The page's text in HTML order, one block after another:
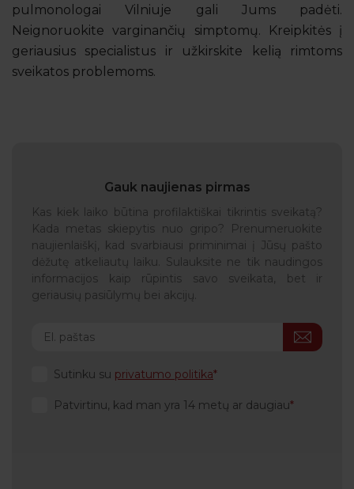
pulmonologai Vilniuje gali Jums padėti.
Neignoruokite varginančių simptomų. Kreipkitės į
geriausius specialistus ir užkirskite kelią rimtoms
sveikatos problemoms.
Gauk naujienas pirmas
Kas kiek laiko būtina profilaktiškai tikrintis sveikatą?
Kada metas skiepytis nuo gripo? Prenumeruokite
naujienlaiškį, kad svarbiausi priminimai į Jūsų pašto
dėžutę atkeliautų laiku. Sulauksite ne tik naudingos
informacijos kaip rūpintis savo sveikata, bet ir
geriausių pasiūlymų bei akcijų.
Sutinku su privatumo politika
Patvirtinu, kad man yra 14 metų ar daugiau